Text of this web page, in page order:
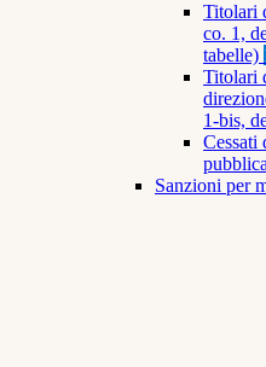
Titolari
co. 1,
tabelle)
Titolari
1-bis,
Cessati
Sanzioni per